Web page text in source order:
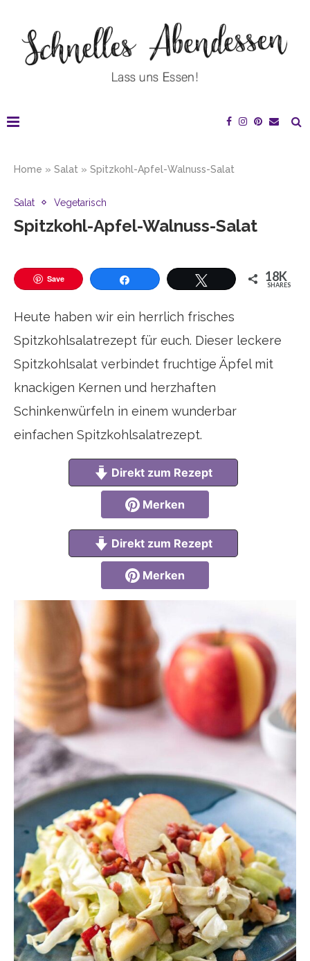
Home » Salat » Spitzkohl-Apfel-Walnuss-Salat
Salat Vegetarisch
Spitzkohl-Apfel-Walnuss-Salat
Save 18K
SHARES
Heute haben wir ein herrlich frisches
Spitzkohlsalatrezept für euch. Dieser leckere
Spitzkohlsalat verbindet fruchtige Äpfel mit
knackigen Kernen und herzhaften
Schinkenwürfeln in einem wunderbar
einfachen Spitzkohlsalatrezept.
Direkt zum Rezept
Merken
Direkt zum Rezept
Merken